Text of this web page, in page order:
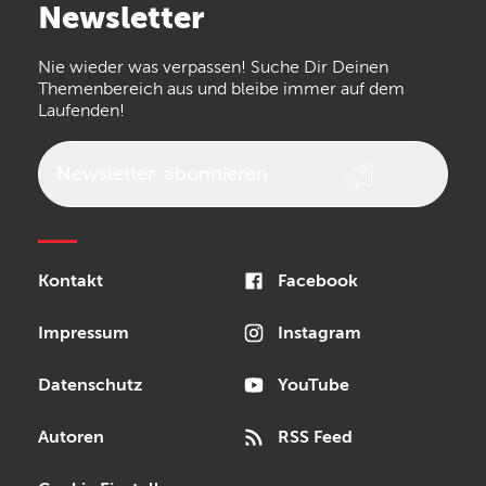
the t.bone
Walrus Audio Epiphone
Newsletter
Nie wieder was verpassen! Suche Dir Deinen
Themenbereich aus und bleibe immer auf dem
Laufenden!
Kontakt
Impressum
Datenschutz
Autoren
Facebook
Instagram
YouTube
RSS Feed